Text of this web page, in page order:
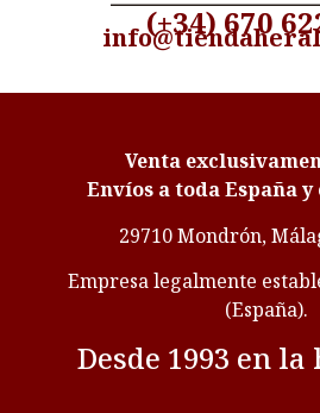
(+34) 670
Venta
Envíos a toda España
29710 Mondrón,
Empresa legalmente
(España).
Desde 1993 en